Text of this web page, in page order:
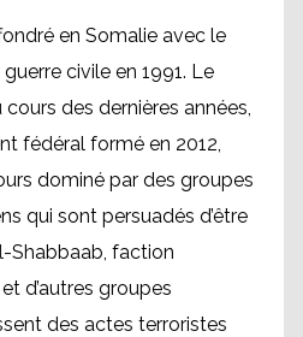
en Somalie avec le
civile en 1991. Le
des dernières années,
fédéral formé en 2012,
dominé par des groupes
qui sont persuadés d’être
Shabbaab, faction
d’autres groupes
des actes terroristes